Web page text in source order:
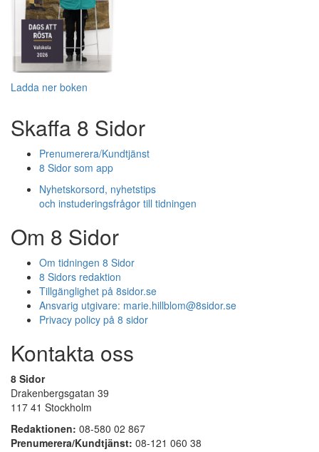
Ladda ner boken
Skaffa 8 Sidor
Prenumerera/Kundtjänst
8 Sidor som app
Nyhetskorsord, nyhetstips
och instuderingsfrågor till tidningen
Om 8 Sidor
Om tidningen 8 Sidor
8 Sidors redaktion
Tillgänglighet på 8sidor.se
Ansvarig utgivare: marie.hillblom@8sidor.se
Privacy policy på 8 sidor
Kontakta oss
8 Sidor
Drakenbergsgatan 39
117 41 Stockholm
Redaktionen: 08-580 02 867
Prenumerera/Kundtjänst: 08-121 060 38